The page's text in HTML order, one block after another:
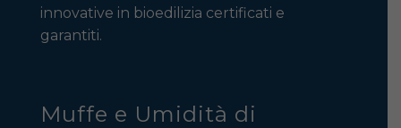
innovative in bioedilizia certificati e
garantiti.
Muffe e Umidità di